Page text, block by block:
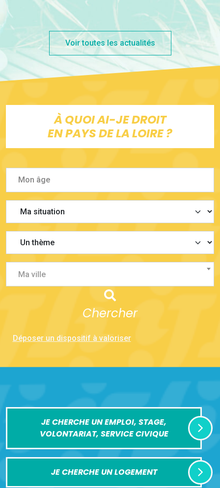
Voir toutes les actualités
À QUOI AI-JE DROIT
EN PAYS DE LA LOIRE ?
Ma ville
Chercher
Déposer un dispositif à valoriser
JE CHERCHE UN EMPLOI, STAGE,
VOLONTARIAT, SERVICE CIVIQUE
JE CHERCHE UN LOGEMENT